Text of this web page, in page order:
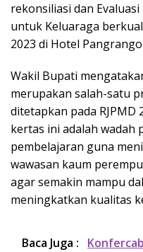
rekonsiliasi dan
untuk Keluaraga
2023 di Hotel
Wakil Bupati
merupakan salah-satu
ditetapkan pada RJPMD
kertas ini adalah wadah
pembelajaran guna
wawasan kaum
agar semakin mampu
meningkatkan kualitas
Baca Juga :